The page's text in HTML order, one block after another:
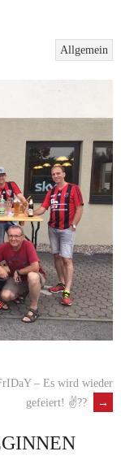
Allgemein
– Es wird wieder
gefeiert! ✌️??
→